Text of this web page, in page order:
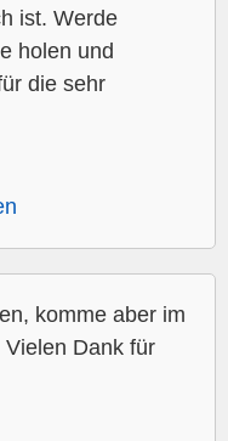
ist. Werde
holen und
die sehr
komme aber im
Dank für